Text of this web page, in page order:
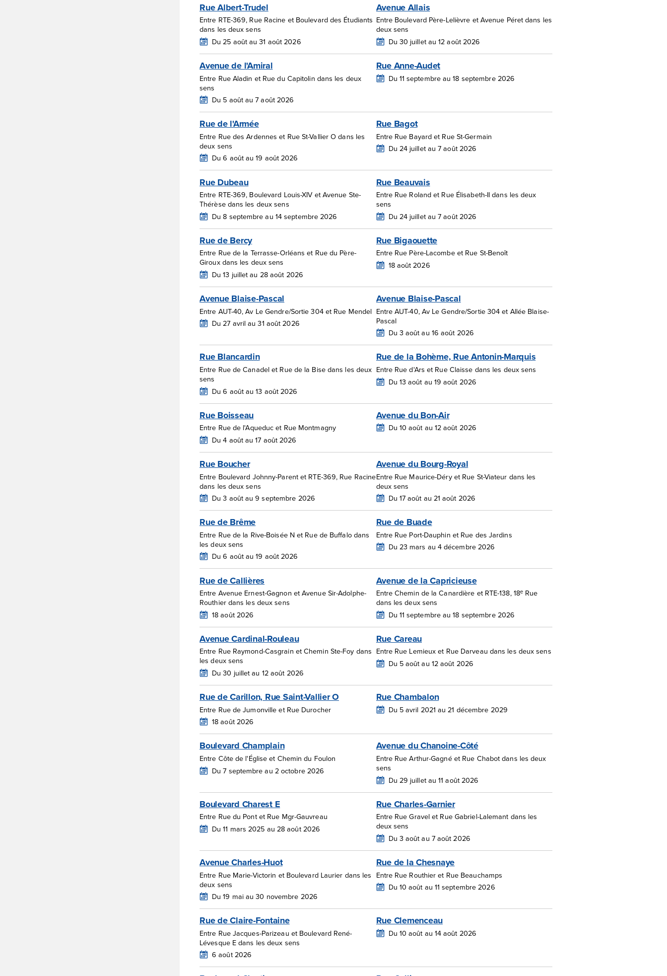
Rue Albert-Trudel
Entre RTE-369, Rue Racine et Boulevard des Étudiants
dans les deux sens
Du 25 août au 31 août 2026
Avenue Allais
Entre Boulevard Père-Lelièvre et Avenue Péret dans les
deux sens
Du 30 juillet au 12 août 2026
Avenue de l'Amiral
Entre Rue Aladin et Rue du Capitolin dans les deux
sens
Du 5 août au 7 août 2026
Rue Anne-Audet
Du 11 septembre au 18 septembre 2026
Rue de l'Armée
Entre Rue des Ardennes et Rue St-Vallier O dans les
deux sens
Du 6 août au 19 août 2026
Rue Bagot
Entre Rue Bayard et Rue St-Germain
Du 24 juillet au 7 août 2026
Rue Dubeau
Entre RTE-369, Boulevard Louis-XIV et Avenue Ste-
Thérèse dans les deux sens
Du 8 septembre au 14 septembre 2026
Rue Beauvais
Entre Rue Roland et Rue Élisabeth-II dans les deux
sens
Du 24 juillet au 7 août 2026
Rue de Bercy
Entre Rue de la Terrasse-Orléans et Rue du Père-
Giroux dans les deux sens
Du 13 juillet au 28 août 2026
Rue Bigaouette
Entre Rue Père-Lacombe et Rue St-Benoît
18 août 2026
Avenue Blaise-Pascal
Entre AUT-40, Av Le Gendre/Sortie 304 et Rue Mendel
Du 27 avril au 31 août 2026
Avenue Blaise-Pascal
Entre AUT-40, Av Le Gendre/Sortie 304 et Allée Blaise-
Pascal
Du 3 août au 16 août 2026
Rue Blancardin
Entre Rue de Canadel et Rue de la Bise dans les deux
sens
Du 6 août au 13 août 2026
Rue de la Bohème, Rue Antonin-Marquis
Entre Rue d'Ars et Rue Claisse dans les deux sens
Du 13 août au 19 août 2026
Rue Boisseau
Entre Rue de l'Aqueduc et Rue Montmagny
Du 4 août au 17 août 2026
Avenue du Bon-Air
Du 10 août au 12 août 2026
Rue Boucher
Entre Boulevard Johnny-Parent et RTE-369, Rue Racine
dans les deux sens
Du 3 août au 9 septembre 2026
Avenue du Bourg-Royal
Entre Rue Maurice-Déry et Rue St-Viateur dans les
deux sens
Du 17 août au 21 août 2026
Rue de Brême
Entre Rue de la Rive-Boisée N et Rue de Buffalo dans
les deux sens
Du 6 août au 19 août 2026
Rue de Buade
Entre Rue Port-Dauphin et Rue des Jardins
Du 23 mars au 4 décembre 2026
Rue de Callières
Entre Avenue Ernest-Gagnon et Avenue Sir-Adolphe-
Routhier dans les deux sens
18 août 2026
Avenue de la Capricieuse
Entre Chemin de la Canardière et RTE-138, 18e Rue
dans les deux sens
Du 11 septembre au 18 septembre 2026
Avenue Cardinal-Rouleau
Entre Rue Raymond-Casgrain et Chemin Ste-Foy dans
les deux sens
Du 30 juillet au 12 août 2026
Rue Careau
Entre Rue Lemieux et Rue Darveau dans les deux sens
Du 5 août au 12 août 2026
Rue de Carillon, Rue Saint-Vallier O
Entre Rue de Jumonville et Rue Durocher
18 août 2026
Rue Chambalon
Du 5 avril 2021 au 21 décembre 2029
Boulevard Champlain
Entre Côte de l'Église et Chemin du Foulon
Du 7 septembre au 2 octobre 2026
Avenue du Chanoine-Côté
Entre Rue Arthur-Gagné et Rue Chabot dans les deux
sens
Du 29 juillet au 11 août 2026
Boulevard Charest E
Entre Rue du Pont et Rue Mgr-Gauvreau
Du 11 mars 2025 au 28 août 2026
Rue Charles-Garnier
Entre Rue Gravel et Rue Gabriel-Lalemant dans les
deux sens
Du 3 août au 7 août 2026
Avenue Charles-Huot
Entre Rue Marie-Victorin et Boulevard Laurier dans les
deux sens
Du 19 mai au 30 novembre 2026
Rue de la Chesnaye
Entre Rue Routhier et Rue Beauchamps
Du 10 août au 11 septembre 2026
Rue de Claire-Fontaine
Entre Rue Jacques-Parizeau et Boulevard René-
Lévesque E dans les deux sens
6 août 2026
Rue Clemenceau
Du 10 août au 14 août 2026